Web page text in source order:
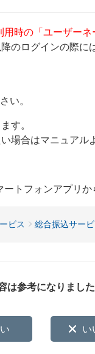
時の「ユーザーネ
のログインの際に
い。
す。
場合はマニュアル
トフォンアプリか
ビス 総合振込サー
は参考になりまし
い